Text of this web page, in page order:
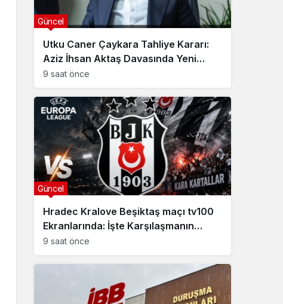
Utku Caner Çaykara Tahliye Kararı:
Aziz İhsan Aktaş Davasında Yeni
Gelişme
9 saat önce
Güncel
Hradec Kralove Beşiktaş maçı tv100
Ekranlarında: İşte Karşılaşmanın
Detayları
9 saat önce
Güncel